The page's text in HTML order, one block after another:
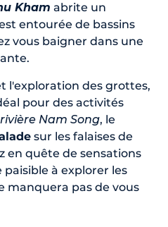
Kham abrite un
entourée de bassins
vous baigner dans une
l'exploration des grottes,
pour des activités
rivière Nam Song, le
sur les falaises de
en quête de sensations
à explorer les
manquera pas de vous